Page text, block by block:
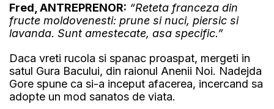
Fred, ANTREPRENOR: “Reteta franceza din
fructe moldovenesti: prune si nuci, piersic si
lavanda. Sunt amestecate, asa specific.”
Daca vreti rucola si spanac proaspat, mergeti in
satul Gura Bacului, din raionul Anenii Noi. Nadejda
Gore spune ca si-a inceput afacerea, incercand sa
adopte un mod sanatos de viata.